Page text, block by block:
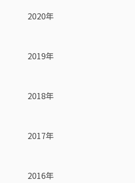
2020年
2019年
2018年
2017年
2016年